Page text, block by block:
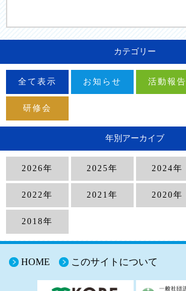
カテゴリー
全て表示 お知らせ 活動報告
研修会
年別アーカイブ
2026年 2025年 2024年
2022年 2021年 2020年
2018年
HOME このサイトについて